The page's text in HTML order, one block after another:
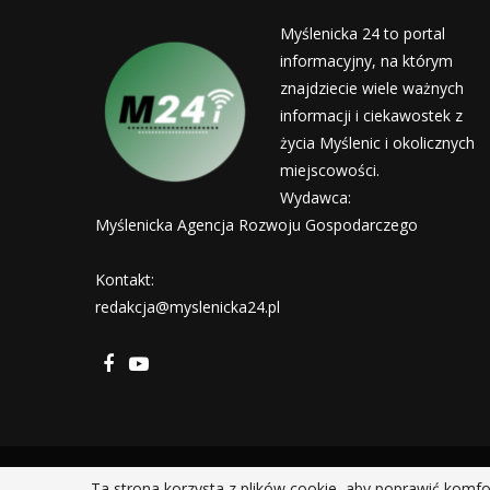
Myślenicka 24 to portal
informacyjny, na którym
znajdziecie wiele ważnych
informacji i ciekawostek z
życia Myślenic i okolicznych
miejscowości.
Wydawca:
Myślenicka Agencja Rozwoju Gospodarczego
Kontakt:
redakcja@myslenicka24.pl